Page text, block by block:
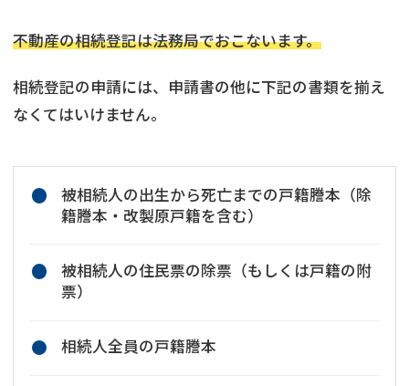
不動産の相続登記は法務局でおこないます。
相続登記の申請には、申請書の他に下記の書類を揃え
なくてはいけません。
被相続人の出生から死亡までの戸籍謄本（除
籍謄本・改製原戸籍を含む）
被相続人の住民票の除票（もしくは戸籍の附
票）
相続人全員の戸籍謄本